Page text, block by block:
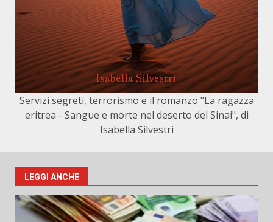
Servizi segreti, terrorismo e il romanzo "La ragazza
eritrea - Sangue e morte nel deserto del Sinai", di
Isabella Silvestri
LEGGI ANCHE